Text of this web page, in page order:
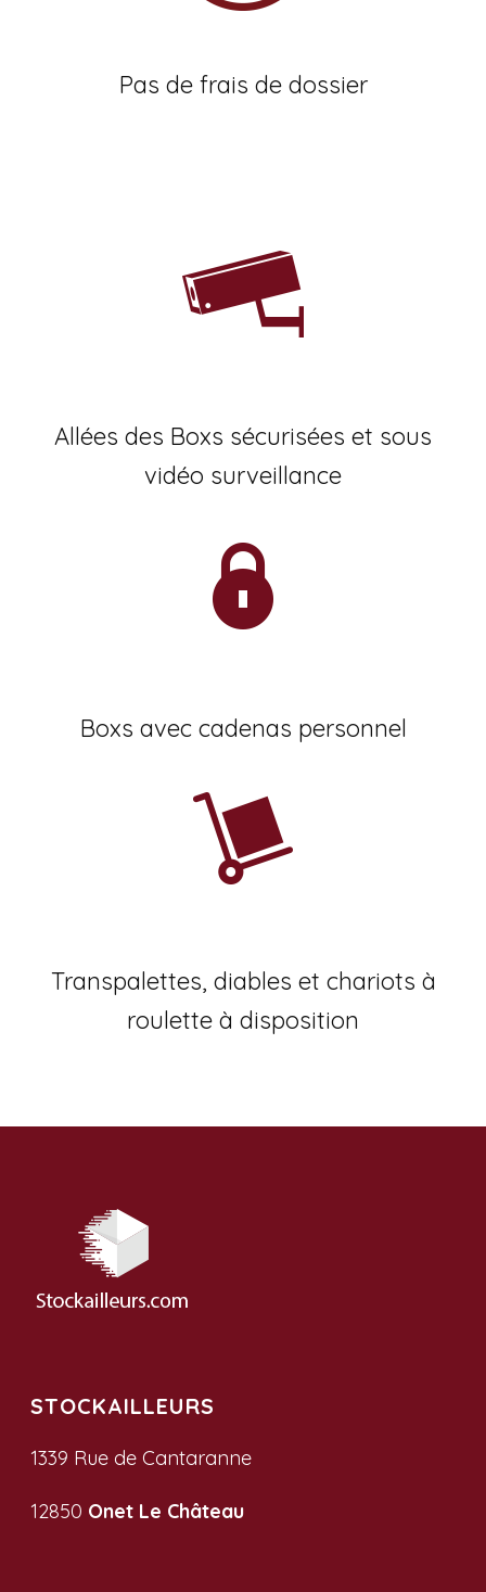
Pas de frais de dossier
Allées des Boxs sécurisées et sous
vidéo surveillance
Boxs avec cadenas personnel
Transpalettes, diables et chariots à
roulette à disposition
STOCKAILLEURS
1339 Rue de Cantaranne
12850 Onet Le Château